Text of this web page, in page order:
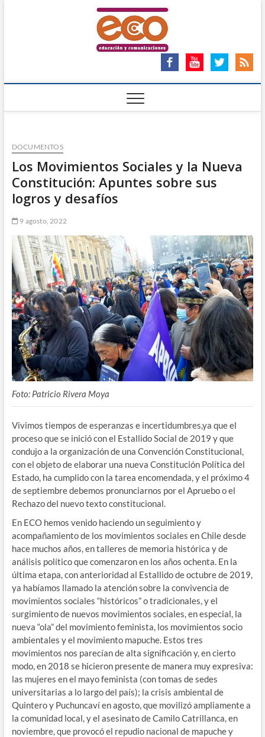
Ong
DOCUMENTOS
Los Movimientos Sociales y la Nueva
Constitución: Apuntes sobre sus
logros y desafíos
9 agosto, 2022
Foto: Patricio Rivera Moya
Vivimos tiempos de esperanzas e incertidumbres,ya que el
proceso que se inició con el Estallido Social de 2019 y que
condujo a la organización de una Convención Constitucional,
con el objeto de elaborar una nueva Constitución Política del
Estado, ha cumplido con la tarea encomendada, y el próximo 4
de septiembre debemos pronunciarnos por el Apruebo o el
Rechazo del nuevo texto constitucional.
En ECO hemos venido haciendo un seguimiento y
acompañamiento de los movimientos sociales en Chile desde
hace muchos años, en talleres de memoria histórica y de
análisis político que comenzaron en los años ochenta. En la
última etapa, con anterioridad al Estallido de octubre de 2019,
ya habíamos llamado la atención sobre la convivencia de
movimientos sociales “históricos” o tradicionales, y el
surgimiento de nuevos movimientos sociales, en especial, la
nueva “ola” del movimiento feminista, los movimientos socio
ambientales y el movimiento mapuche. Estos tres
movimientos nos parecían de alta significación y, en cierto
modo, en 2018 se hicieron presente de manera muy expresiva:
las mujeres en el mayo feminista (con tomas de sedes
universitarias a lo largo del país); la crisis ambiental de
Quintero y Puchuncaví en agosto, que movilizó ampliamente a
la comunidad local, y el asesinato de Camilo Catrillanca, en
noviembre, que provocó el repudio nacional de mapuche y